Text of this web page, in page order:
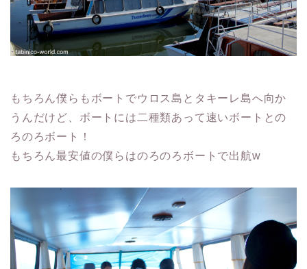
もちろん僕らもボートでウロス島とタキーレ島へ向か
うんだけど、ボートには二種類あって速いボートとの
ろのろボート！
もちろん最安値の僕らはのろのろボートで出航w